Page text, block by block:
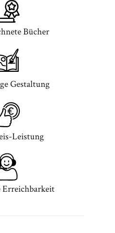
Bücher
Gestaltung
Leistung
Erreichbarkeit